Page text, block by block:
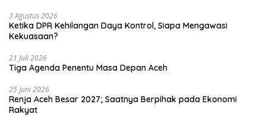
3 Agustus 2026
Ketika DPR Kehilangan Daya Kontrol, Siapa Mengawasi
Kekuasaan?
21 Juli 2026
Tiga Agenda Penentu Masa Depan Aceh
25 Juni 2026
Renja Aceh Besar 2027; Saatnya Berpihak pada Ekonomi
Rakyat